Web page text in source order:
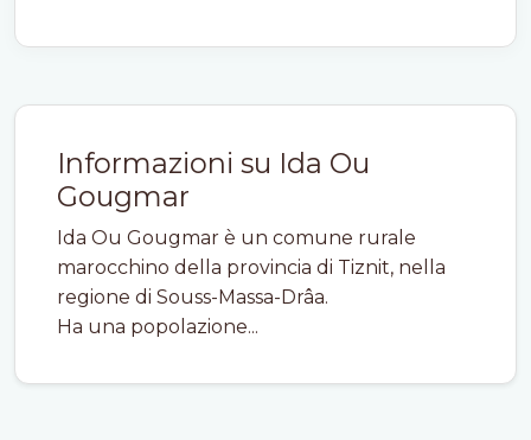
Informazioni su Ida Ou
Gougmar
Ida Ou Gougmar è un comune rurale
marocchino della provincia di Tiznit, nella
regione di Souss-Massa-Drâa.
Ha una popolazione...